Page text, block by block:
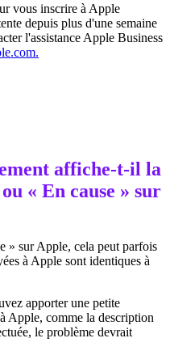
vous inscrire à Apple
depuis plus d'une semaine
l'assistance Apple Business
affiche-t-il la
« En cause » sur
» sur Apple, cela peut parfois
à Apple sont identiques à
apporter une petite
Apple, comme la description
le problème devrait